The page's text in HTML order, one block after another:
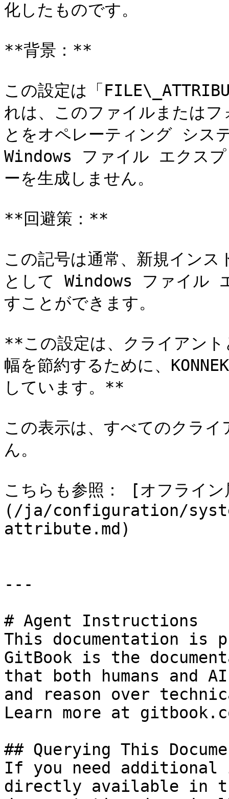
化したものです。
**背景：**
この設定は「
れは、このファイルまたは
とをオペレーティング シス
Windows ファイル エクス
ーを生成しません。
**回避策：**
この記号は通常、新規イン
として Windows ファイル
すことができます。
**この設定は、クライア
幅を節約するために、
しています。**
この表示は、すべてのクラ
ん。
こちらも参照： [オフライ
(/ja/configuration/
attribute.md)
---
# Agent Instructions
This documentation is
GitBook is the
that both humans and
and reason over
Learn more at
## Querying This
If you need
directly available in